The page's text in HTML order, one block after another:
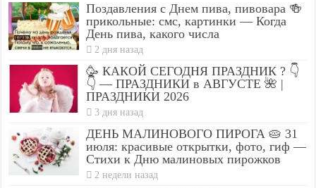
Поздавления с Днем пива, пивовара 🍻
прикольные: смс, картинки — Когда
День пива, какого числа
2 дня назад
🥳 КАКОЙ СЕГОДНЯ ПРАЗДНИК ? 👇
👇 — ПРАЗДНИКИ в АВГУСТЕ 🌺 |
ПРАЗДНИКИ 2026
3 дня назад
ДЕНЬ МАЛИНОВОГО ПИРОГА 🥧 31
июля: красивые открытки, фото, гиф —
Стихи к Дню малиновых пирожков
2 недели назад